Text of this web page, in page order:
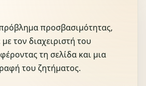
προσβασιμότητας,
τον διαχειριστή του
τη σελίδα και μια
του ζητήματος.